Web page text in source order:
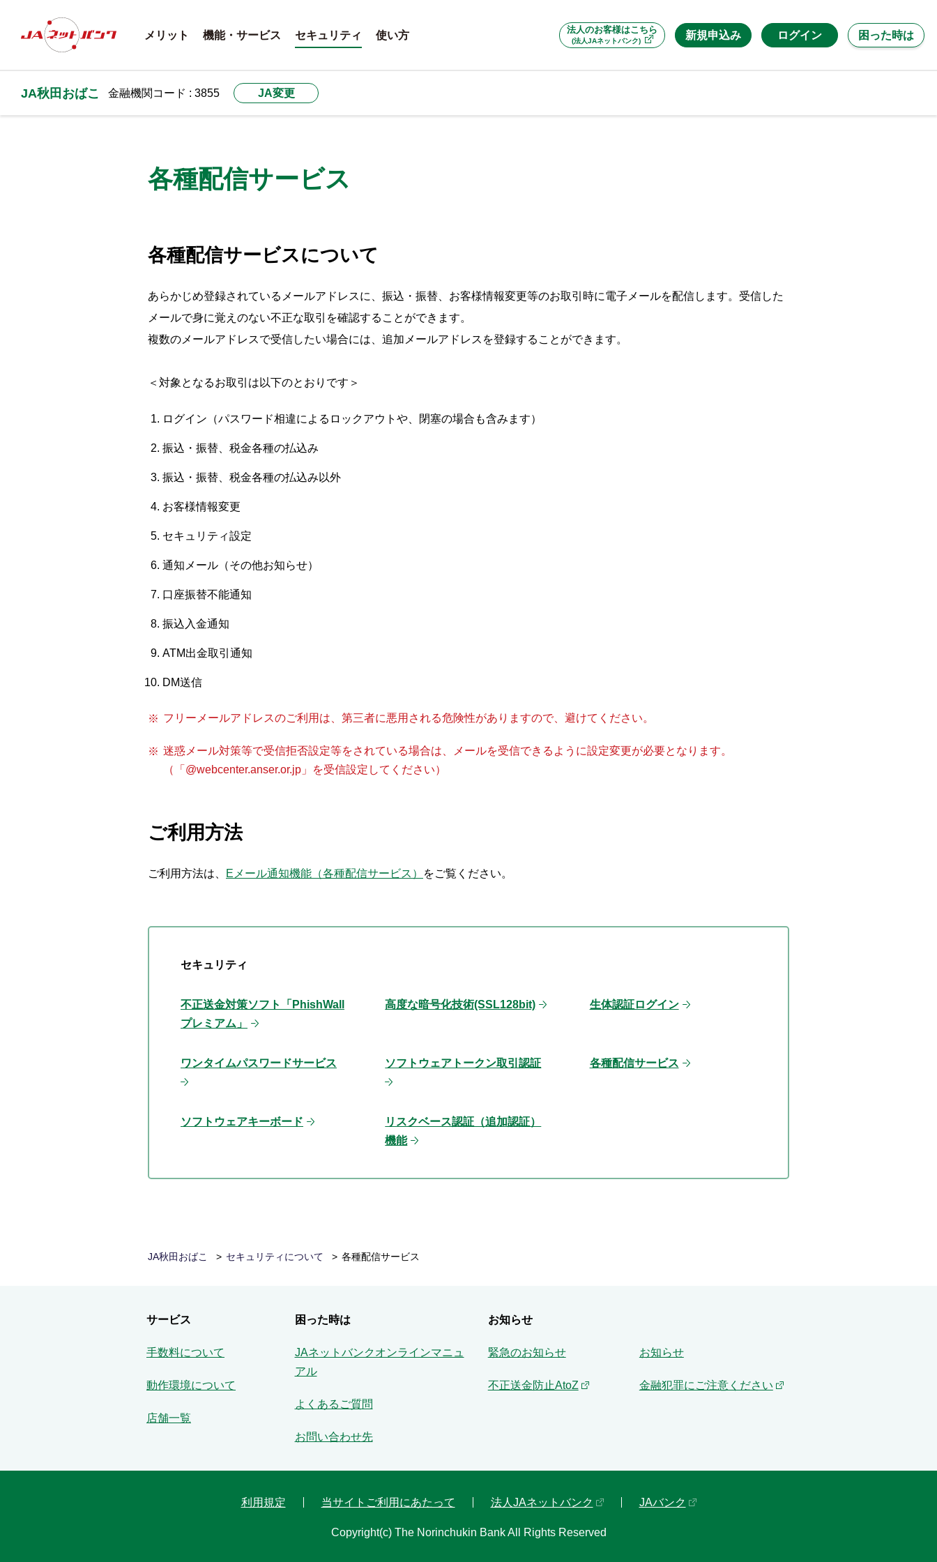
法人のお客様はこちら
(法人JAネットバンク) 新規申込み
メリット 機能・サービス セキュリティ 使い方 ログイン 困った時は
JA秋田おばこ 金融機関コード : 3855 JA変更
各種配信サービス
各種配信サービスについて
あらかじめ登録されているメールアドレスに、振込・振替、お客様情報変更等のお取引時に電子メールを配信します。受信した
メールで身に覚えのない不正な取引を確認することができます。
複数のメールアドレスで受信したい場合には、追加メールアドレスを登録することができます。
＜対象となるお取引は以下のとおりです＞
ログイン（パスワード相違によるロックアウトや、閉塞の場合も含みます）
振込・振替、税金各種の払込み
振込・振替、税金各種の払込み以外
お客様情報変更
セキュリティ設定
通知メール（その他お知らせ）
口座振替不能通知
振込入金通知
ATM出金取引通知
DM送信
フリーメールアドレスのご利用は、第三者に悪用される危険性がありますので、避けてください。
迷惑メール対策等で受信拒否設定等をされている場合は、メールを受信できるように設定変更が必要となります。
（「@webcenter.anser.or.jp」を受信設定してください）
ご利用方法
ご利用方法は、 Eメール通知機能（各種配信サービス） をご覧ください。
セキュリティ
不正送金対策ソフト「PhishWall
プレミアム」
高度な暗号化技術(SSL128bit) 生体認証ログイン
ワンタイムパスワードサービス ソフトウェアトークン取引認証 各種配信サービス
ソフトウェアキーボード
リスクベース認証（追加認証）
機能
JA秋田おばこ セキュリティについて 各種配信サービス
サービス
手数料について
動作環境について
店舗一覧
困った時は
JAネットバンクオンラインマニュ
アル
よくあるご質問
お問い合わせ先
お知らせ
緊急のお知らせ お知らせ
不正送金防止AtoZ 金融犯罪にご注意ください
利用規定 当サイトご利用にあたって 法人JAネットバンク JAバンク
Copyright(c) The Norinchukin Bank All Rights Reserved